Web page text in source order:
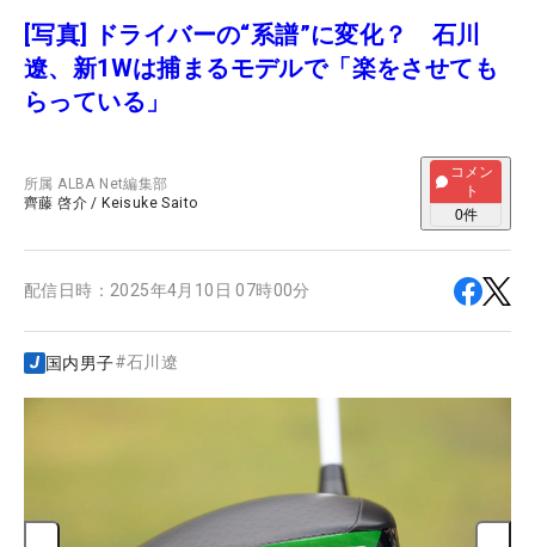
[写真] ドライバーの“系譜”に変化？ 石川
遼、新1Wは捕まるモデルで「楽をさせても
らっている」
所属ALBA Net編集部
齊藤 啓介 / Keisuke Saito
コメン
ト
0件
配信日時： 2025年4月10日 07時00分
国内男子#石川遼